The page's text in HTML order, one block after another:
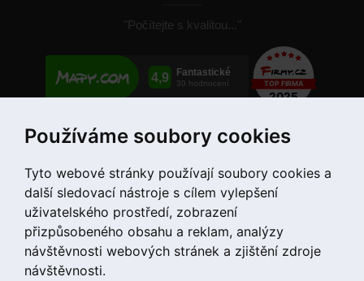
Používáme soubory cookies
Tyto webové stránky používají soubory cookies a
další sledovací nástroje s cílem vylepšení
uživatelského prostředí, zobrazení
přizpůsobeného obsahu a reklam, analýzy
návštěvnosti webových stránek a zjištění zdroje
návštěvnosti.
"Počítejte s kvalitou..."
+420 775 55 66 99